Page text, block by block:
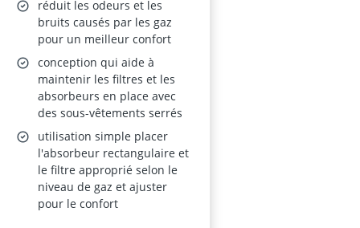
réduit les odeurs et les
bruits causés par les gaz
pour un meilleur confort
conception qui aide à
maintenir les filtres et les
absorbeurs en place avec
des sous-vêtements serrés
utilisation simple placer
l'absorbeur rectangulaire et
le filtre approprié selon le
niveau de gaz et ajuster
pour le confort